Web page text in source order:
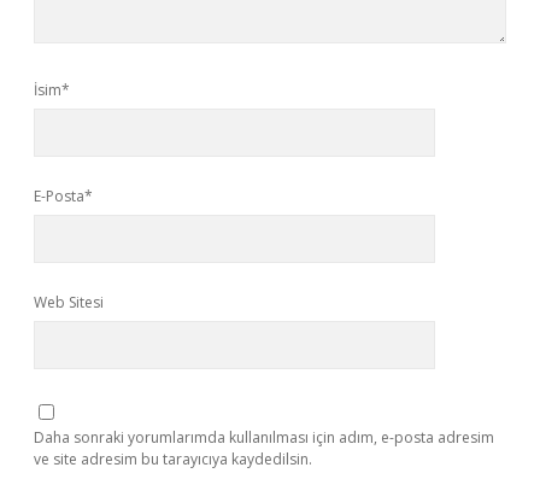
İsim*
E-Posta*
Web Sitesi
Daha sonraki yorumlarımda kullanılması için adım, e-posta adresim
ve site adresim bu tarayıcıya kaydedilsin.